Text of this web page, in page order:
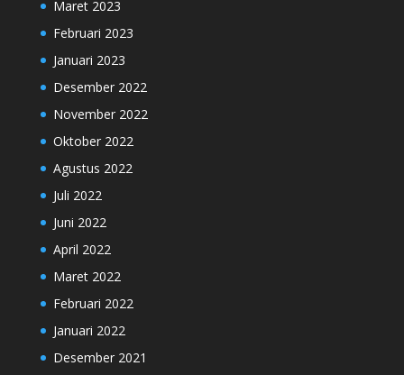
Maret 2023
Februari 2023
Januari 2023
Desember 2022
November 2022
Oktober 2022
Agustus 2022
Juli 2022
Juni 2022
April 2022
Maret 2022
Februari 2022
Januari 2022
Desember 2021